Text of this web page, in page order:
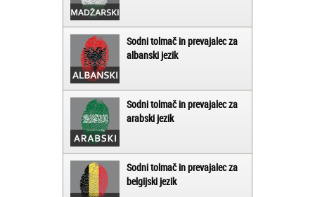
Sodni tolmač in prevajalec za
albanski jezik
Sodni tolmač in prevajalec za
arabski jezik
Sodni tolmač in prevajalec za
belgijski jezik